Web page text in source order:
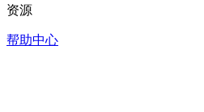
资源
帮助中心